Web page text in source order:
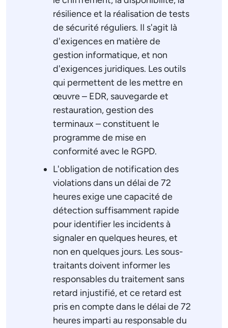
résilience et la réalisation de tests
de sécurité réguliers. Il s'agit là
d'exigences en matière de
gestion informatique, et non
d'exigences juridiques. Les outils
qui permettent de les mettre en
œuvre – EDR, sauvegarde et
restauration, gestion des
terminaux – constituent le
programme de mise en
conformité avec le RGPD.
L'obligation de notification des
violations dans un délai de 72
heures exige une capacité de
détection suffisamment rapide
pour identifier les incidents à
signaler en quelques heures, et
non en quelques jours. Les sous-
traitants doivent informer les
responsables du traitement sans
retard injustifié, et ce retard est
pris en compte dans le délai de 72
heures imparti au responsable du